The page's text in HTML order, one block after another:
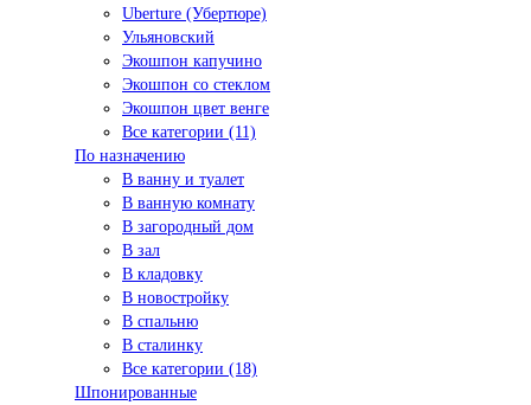
Uberture (Убертюре)
Ульяновский
Экошпон капучино
Экошпон со стеклом
Экошпон цвет венге
Все категории (11)
По назначению
В ванну и туалет
В ванную комнату
В загородный дом
В зал
В кладовку
В новостройку
В спальню
В сталинку
Все категории (18)
Шпонированные